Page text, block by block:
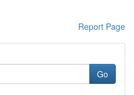
Report Page
Go